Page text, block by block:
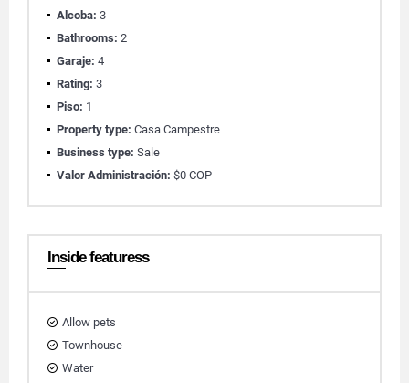
Alcoba: 3
Bathrooms: 2
Garaje: 4
Rating: 3
Piso: 1
Property type: Casa Campestre
Business type: Sale
Valor Administración: $0 COP
Inside featuress
Allow pets
Townhouse
Water